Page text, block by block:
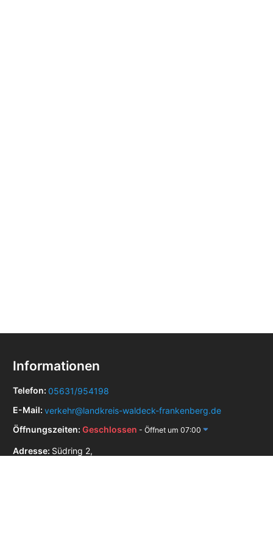
Informationen
Telefon: 05631/954198
E-Mail: verkehr@landkreis-waldeck-frankenberg.de
Öffnungszeiten: Geschlossen - Öffnet um 07:00
Adresse: Südring 2,